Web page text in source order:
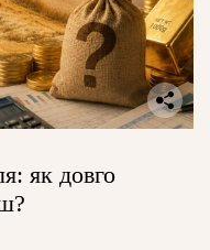
як довго